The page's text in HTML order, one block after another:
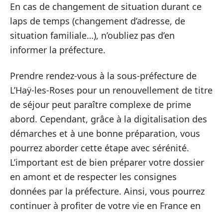
En cas de changement de situation durant ce
laps de temps (changement d’adresse, de
situation familiale…), n’oubliez pas d’en
informer la préfecture.
Prendre rendez-vous à la sous-préfecture de
L’Haÿ-les-Roses pour un renouvellement de titre
de séjour peut paraître complexe de prime
abord. Cependant, grâce à la digitalisation des
démarches et à une bonne préparation, vous
pourrez aborder cette étape avec sérénité.
L’important est de bien préparer votre dossier
en amont et de respecter les consignes
données par la préfecture. Ainsi, vous pourrez
continuer à profiter de votre vie en France en